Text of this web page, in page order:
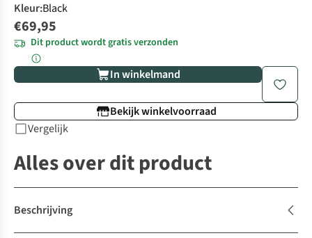
Kleur:Black
€69,95
Dit product wordt gratis verzonden
In winkelmand
Bekijk winkelvoorraad
Vergelijk
Alles over dit product
Beschrijving